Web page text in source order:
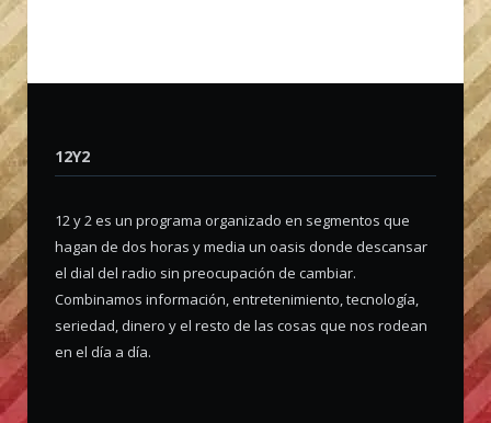
12Y2
12 y 2 es un programa organizado en segmentos que
hagan de dos horas y media un oasis donde descansar
el dial del radio sin preocupación de cambiar.
Combinamos información, entretenimiento, tecnología,
seriedad, dinero y el resto de las cosas que nos rodean
en el día a día.